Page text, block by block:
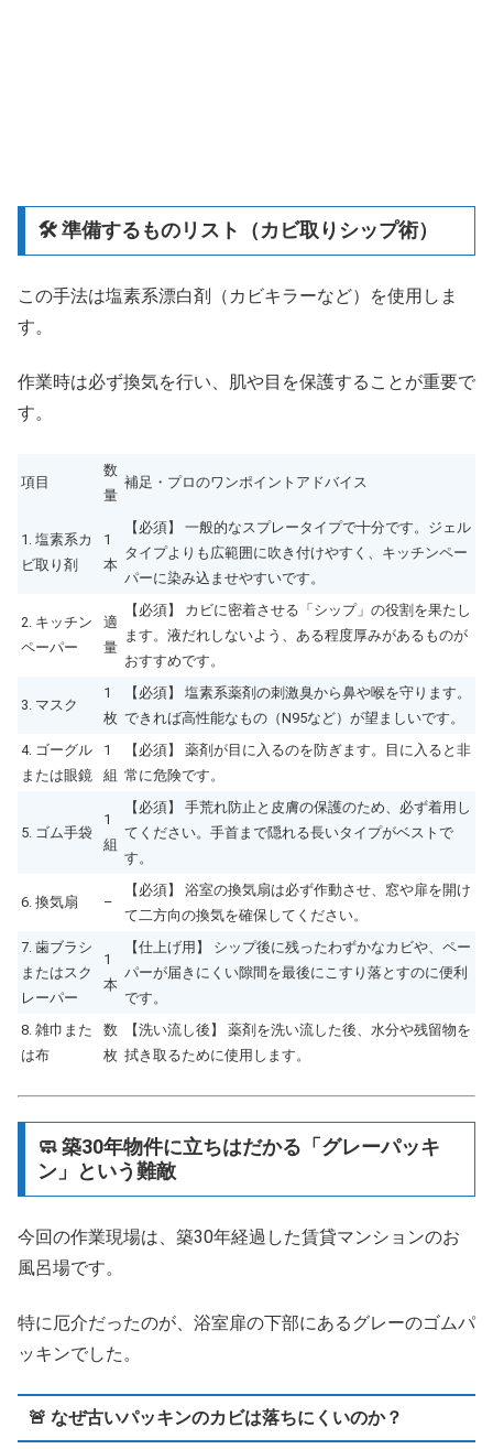
🛠️ 準備するものリスト（カビ取りシップ術）
この手法は塩素系漂白剤（カビキラーなど）を使用しま
す。
作業時は必ず換気を行い、肌や目を保護することが重要で
す。
項目
数
量
補足・プロのワンポイントアドバイス
1. 塩素系カ
ビ取り剤
1
本
【必須】 一般的なスプレータイプで十分です。ジェル
タイプよりも広範囲に吹き付けやすく、キッチンペー
パーに染み込ませやすいです。
2. キッチン
ペーパー
適
量
【必須】 カビに密着させる「シップ」の役割を果たし
ます。液だれしないよう、ある程度厚みがあるものが
おすすめです。
3. マスク
1
枚
【必須】 塩素系薬剤の刺激臭から鼻や喉を守ります。
できれば高性能なもの（N95など）が望ましいです。
4. ゴーグル
または眼鏡
1
組
【必須】 薬剤が目に入るのを防ぎます。目に入ると非
常に危険です。
5. ゴム手袋
1
組
【必須】 手荒れ防止と皮膚の保護のため、必ず着用し
てください。手首まで隠れる長いタイプがベストで
す。
6. 換気扇 –
【必須】 浴室の換気扇は必ず作動させ、窓や扉を開け
て二方向の換気を確保してください。
7. 歯ブラシ
またはスク
レーパー
1
本
【仕上げ用】 シップ後に残ったわずかなカビや、ペー
パーが届きにくい隙間を最後にこすり落とすのに便利
です。
8. 雑巾また
は布
数
枚
【洗い流し後】 薬剤を洗い流した後、水分や残留物を
拭き取るために使用します。
🧼 築30年物件に立ちはだかる「グレーパッキ
ン」という難敵
今回の作業現場は、築30年経過した賃貸マンションのお
風呂場です。
特に厄介だったのが、浴室扉の下部にあるグレーのゴムパ
ッキンでした。
🚨 なぜ古いパッキンのカビは落ちにくいのか？